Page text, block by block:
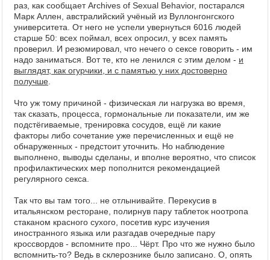
раз, как сообщает Archives of Sexual Behavior, постарался
Марк Аллен, австралийский учёный из Вуллонгонгского
университета. От него не успели увернуться 6016 людей
старше 50: всех поймал, всех опросил, у всех память
проверил. И резюмировал, что нечего о сексе говорить - им
надо заниматься. Вот те, кто не ленился с этим делом - и
выглядят, как огурчики, и с памятью у них достоверно
получше
Что уж тому причиной - физическая ли нагрузка во время,
так сказать, процесса, гормональные ли показатели, им же
подстёгиваемые, тренировка сосудов, ещё ли какие
факторы либо сочетание уже перечисленных и ещё не
обнаруженных - предстоит уточнить. Но наблюдение
выполнено, выводы сделаны, и вполне вероятно, что список
профилактических мер пополнится рекомендацией
регулярного секса.
Так что вы там того... не отлынивайте. Перекусив в
итальянском ресторане, полирнув пару таблеток ноотропа
стаканом красного сухого, посетив курс изучения
иностранного языка или разгадав очередные пару
кроссвордов - вспомните про... Чёрт. Про что же нужно было
вспомнить-то? Ведь в склерознике было записано. О, опять